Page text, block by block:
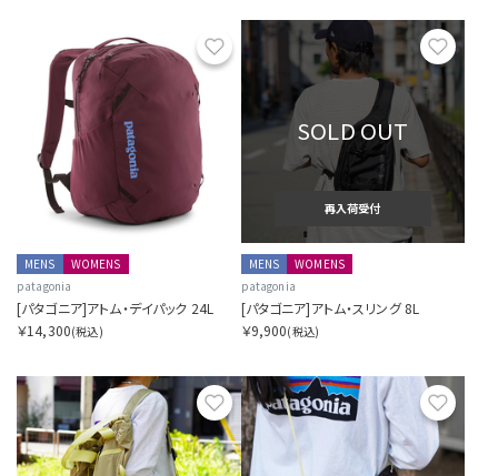
お気に入り
MENS
WOMENS
patagonia
[パタゴニア]アトム・デイパック 24L
￥14,300(税込)
お気
SOLD OUT
再入荷受付
MENS
WOMENS
patagonia
[パタゴニア]アトム・スリング 8L
￥9,900(税込)
お気に入り